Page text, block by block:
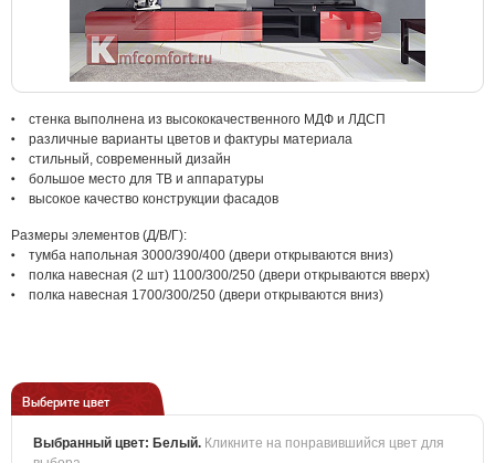
стенка выполнена из высококачественного МДФ и ЛДСП
различные варианты цветов и фактуры материала
стильный, современный дизайн
большое место для ТВ и аппаратуры
высокое качество конструкции фасадов
Размеры элементов (Д/В/Г):
тумба напольная 3000/390/400 (двери открываются вниз)
полка навесная (2 шт) 1100/300/250 (двери открываются вверх)
полка навесная 1700/300/250 (двери открываются вниз)
Выберите цвет
Выбранный цвет: Белый. Кликните на понравившийся цвет для